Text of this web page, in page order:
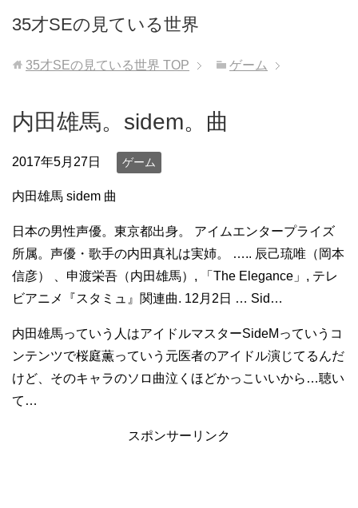
35才SEの見ている世界
35才SEの見ている世界 TOP ゲーム
内田雄馬。sidem。曲
2017年5月27日 ゲーム
内田雄馬 sidem 曲
日本の男性声優。東京都出身。 アイムエンタープライズ
所属。声優・歌手の内田真礼は実姉。 ….. 辰己琉唯（岡本
信彦） 、申渡栄吾（内田雄馬）, 「The Elegance」, テレ
ビアニメ『スタミュ』関連曲. 12月2日 … Sid…
内田雄馬っていう人はアイドルマスターSideMっていうコ
ンテンツで桜庭薫っていう元医者のアイドル演じてるんだ
けど、そのキャラのソロ曲泣くほどかっこいいから…聴い
て…
スポンサーリンク